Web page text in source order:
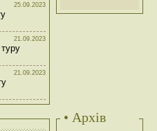
25.09.2023
21.09.2023
21.09.2023
• Архів